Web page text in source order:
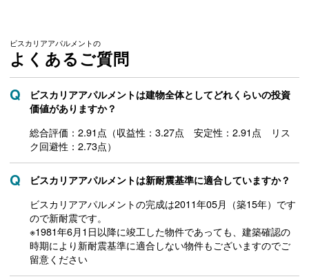
ビスカリアアパルメントの
よくあるご質問
ビスカリアアパルメントは建物全体としてどれくらいの投資
価値がありますか？
総合評価：2.91点（収益性：3.27点 安定性：2.91点 リス
ク回避性：2.73点）
ビスカリアアパルメントは新耐震基準に適合していますか？
ビスカリアアパルメントの完成は2011年05月（築15年）です
ので新耐震です。
※1981年6月1日以降に竣工した物件であっても、建築確認の
時期により新耐震基準に適合しない物件もございますのでご
留意ください